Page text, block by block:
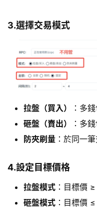
3.選擇交易模式
拉盤（買入）
：多
砸盤（賣出）
：多
防夾刷量 ：於同一
4.設定目標價格
拉盤模式 ：目標價
砸盤模式 ：目標價